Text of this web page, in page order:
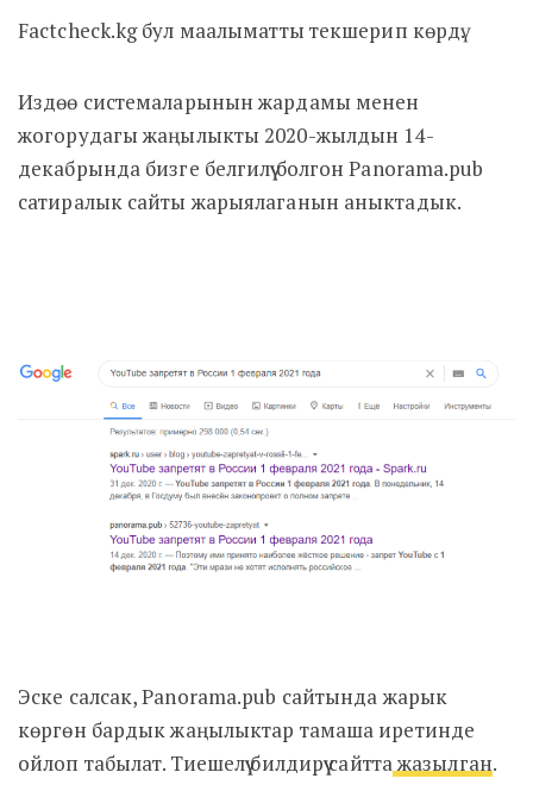
Factcheck.kg бул маалыматты текшерип көрдү.
Издөө системаларынын жардамы менен
жогорудагы жаңылыкты 2020-жылдын 14-
декабрында бизге белгилүү болгонPanorama.pub
сатиралык сайты жарыялаганын аныктадык.
Эске салсак, Panorama.pub сайтында жарык
көргөн бардык жаңылыктар тамаша иретинде
ойлоп табылат. Тиешелүү билдирүү сайттажазылган.